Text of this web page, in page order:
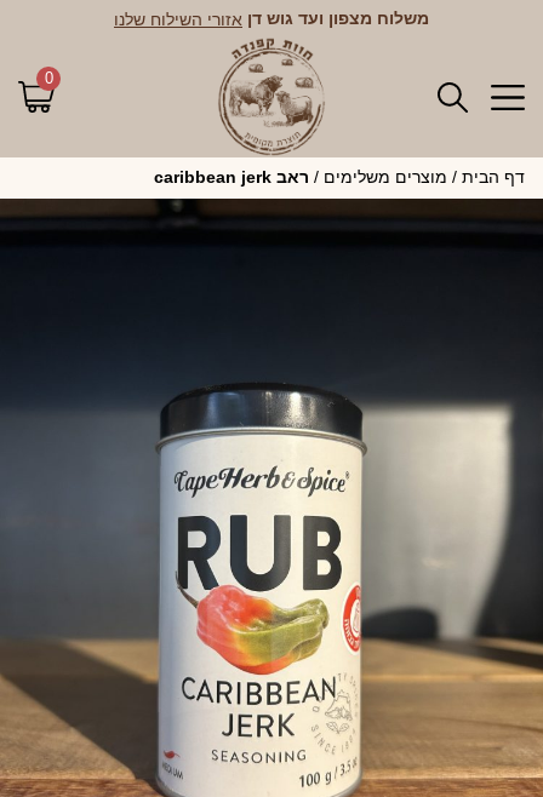
משלוח מצפון ועד גוש דן אזורי השילוח שלנו
0
דף הבית / מוצרים משלימים / ראב caribbean jerk